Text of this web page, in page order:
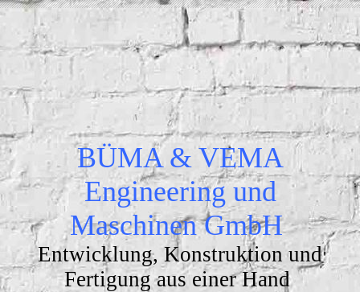
BÜMA & VEMA
Engineering und
Maschinen GmbH
Entwicklung, Konstruktion und
Fertigung aus einer Hand